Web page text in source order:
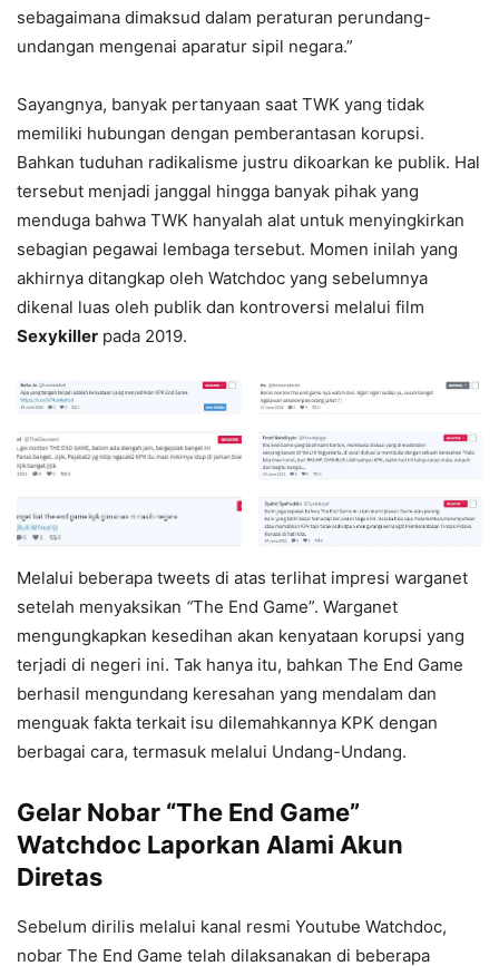
sebagaimana dimaksud dalam peraturan perundang-
undangan mengenai aparatur sipil negara.”
Sayangnya, banyak pertanyaan saat TWK yang tidak
memiliki hubungan dengan pemberantasan korupsi.
Bahkan tuduhan radikalisme justru dikoarkan ke publik. Hal
tersebut menjadi janggal hingga banyak pihak yang
menduga bahwa TWK hanyalah alat untuk menyingkirkan
sebagian pegawai lembaga tersebut. Momen inilah yang
akhirnya ditangkap oleh Watchdoc yang sebelumnya
dikenal luas oleh publik dan kontroversi melalui film
Sexykiller pada 2019.
Melalui beberapa tweets di atas terlihat impresi warganet
setelah menyaksikan “The End Game”. Warganet
mengungkapkan kesedihan akan kenyataan korupsi yang
terjadi di negeri ini. Tak hanya itu, bahkan The End Game
berhasil mengundang keresahan yang mendalam dan
menguak fakta terkait isu dilemahkannya KPK dengan
berbagai cara, termasuk melalui Undang-Undang.
Gelar Nobar “The End Game”
Watchdoc Laporkan Alami Akun
Diretas
Sebelum dirilis melalui kanal resmi Youtube Watchdoc,
nobar The End Game telah dilaksanakan di beberapa